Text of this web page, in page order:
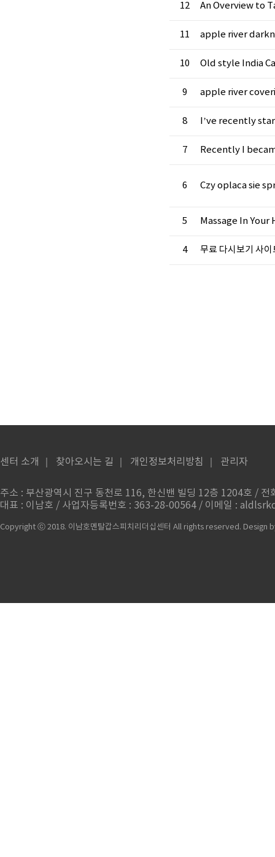
12 An Overview to
11 apple river
10 Old style India
9 apple river
8 I’ve recently
7 Recently I
6 Czy oplaca sie
5 Massage In
4 무료 다시보기 사
센터 소개 찾아오시는 길 개인정보처리방침 관리자
주소 : 부산광역시 진구 동천로 116, 한신밴 빌딩 12층 1204호 /
대표 : 이남호 / 사업자등록번호 : 363-28-00564 / 이메일 :
Copyright ⓒ 2018. 이남호멘탈갑스피치리더십센터 All rights reserved. Design